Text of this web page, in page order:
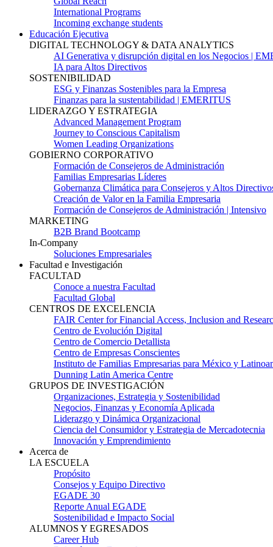
International Programs
Incoming exchange students
Educación Ejecutiva
DIGITAL TECHNOLOGY & DATA ANALYTICS
AI Generativa y disrupción digital en los Negocios |
IA para Altos Directivos
SOSTENIBILIDAD
ESG y Finanzas Sostenibles para la Empresa
Finanzas para la sustentabilidad | EMERITUS
LIDERAZGO Y ESTRATEGIA
Advanced Management Program
Journey to Conscious Capitalism
Women Leading Organizations
GOBIERNO CORPORATIVO
Formación de Consejeros de Administración
Familias Empresarias Líderes
Gobernanza Climática para Consejeros y Altos
Creación de Valor en la Familia Empresaria
Formación de Consejeros de Administración | Intensivo
MARKETING
B2B Brand Bootcamp
In-Company
Soluciones Empresariales
Facultad e Investigación
FACULTAD
Conoce a nuestra Facultad
Facultad Global
CENTROS DE EXCELENCIA
FAIR Center for Financial Access, Inclusion and
Centro de Evolución Digital
Centro de Comercio Detallista
Centro de Empresas Conscientes
Instituto de Familias Empresarias para México y
Dunning Latin America Centre
GRUPOS DE INVESTIGACIÓN
Organizaciones, Estrategia y Sostenibilidad
Negocios, Finanzas y Economía Aplicada
Liderazgo y Dinámica Organizacional
Ciencia del Consumidor y Estrategia de Mercadotecnia
Innovación y Emprendimiento
Acerca de
LA ESCUELA
Propósito
Consejos y Equipo Directivo
EGADE 30
Reporte Anual EGADE
Sostenibilidad e Impacto Social
ALUMNOS Y EGRESADOS
Career Hub